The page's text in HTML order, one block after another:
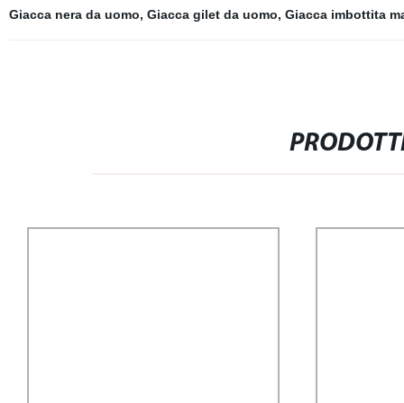
Giacca nera da uomo, Giacca gilet da uomo, Giacca imbottita